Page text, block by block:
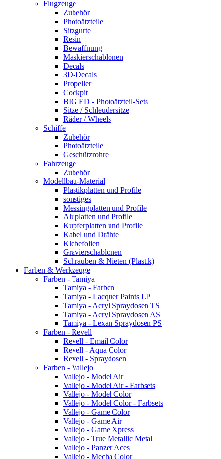
Flugzeuge
Zubehör
Photoätzteile
Sitzgurte
Resin
Bewaffnung
Maskierschablonen
Decals
3D-Decals
Propeller
Cockpit
BIG ED - Photoätzteil-Sets
Sitze / Schleudersitze
Räder / Wheels
Schiffe
Zubehör
Photoätzteile
Geschützrohre
Fahrzeuge
Zubehör
Modellbau-Material
Plastikplatten und Profile
sonstiges
Messingplatten und Profile
Aluplatten und Profile
Kupferplatten und Profile
Kabel und Drähte
Klebefolien
Gravierschablonen
Schrauben & Nieten (Plastik)
Farben & Werkzeuge
Farben - Tamiya
Tamiya - Farben
Tamiya - Lacquer Paints LP
Tamiya - Acryl Spraydosen TS
Tamiya - Acryl Spraydosen AS
Tamiya - Lexan Spraydosen PS
Farben - Revell
Revell - Email Color
Revell - Aqua Color
Revell - Spraydosen
Farben - Vallejo
Vallejo - Model Air
Vallejo - Model Air - Farbsets
Vallejo - Model Color
Vallejo - Model Color - Farbsets
Vallejo - Game Color
Vallejo - Game Air
Vallejo - Game Xpress
Vallejo - True Metallic Metal
Vallejo - Panzer Aces
Vallejo - Mecha Color